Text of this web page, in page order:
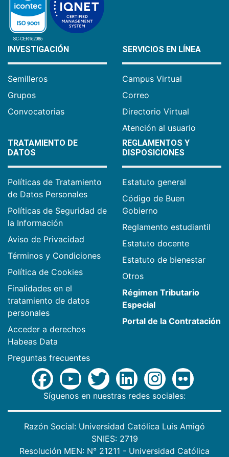
INVESTIGACIÓN
Semilleros
Grupos
Convocatorias
SERVICIOS EN LÍNEA
Campus Virtual
Correo
Directorio Virtual
Atención al usuario
TRATAMIENTO DE
DATOS
Políticas de Tratamiento
de Datos Personales
Políticas de Seguridad de
la Información
Aviso de Privacidad
Términos y Condiciones
Política de Cookies
Finalidades en el
tratamiento de datos
personales
Acceder a derechos
Habeas Data
Preguntas frecuentes
REGLAMENTOS Y
DISPOSICIONES
Estatuto general
Código de Buen
Gobierno
Reglamento estudiantil
Estatuto docente
Estatuto de bienestar
Otros
Régimen Tributario
Especial
Portal de la Contratación
Síguenos en nuestras redes sociales:
Razón Social: Universidad Católica Luis Amigó
SNIES: 2719
Resolución MEN: N° 21211 - Universidad Católica